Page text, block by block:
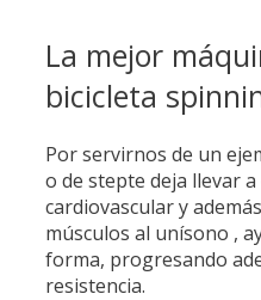
La mejor
bicicleta
Por servirnos de un
o de stepte deja llevar
cardiovascular y
músculos al unísono ,
forma, progresando
resistencia.